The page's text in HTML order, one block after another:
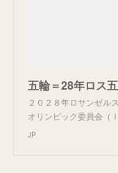
五輪＝28年ロス
２０２８年ロサンゼル
オリンピック委員会（
JP